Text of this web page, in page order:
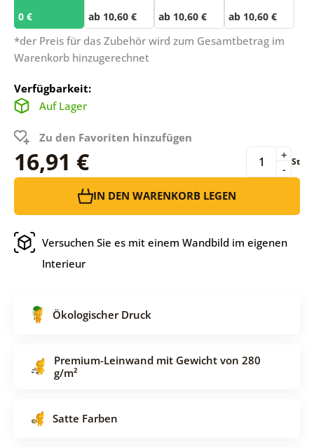
0 € ab 10,60 € ab 10,60 € ab 10,60 €
*der Preis für das Zubehör wird zum Gesamtbetrag im
Warenkorb hinzugerechnet
Verfügbarkeit:
Auf Lager
Zu den Favoriten hinzufügen
16,91 € -
+ St
IN DEN WARENKORB LEGEN
Versuchen Sie es mit einem Wandbild im eigenen
Interieur
Ökologischer Druck
Premium-Leinwand mit Gewicht von 280
g/m²
Satte Farben